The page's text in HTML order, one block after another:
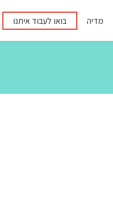
מדיה בואו לעבוד איתנו